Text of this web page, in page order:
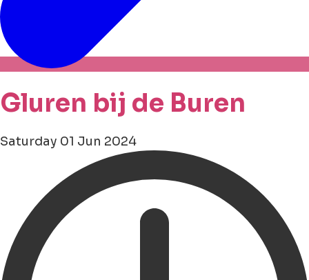
Gluren bij de Buren
Saturday 01 Jun 2024